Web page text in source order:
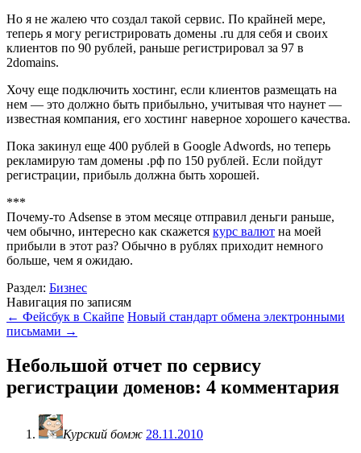
Но я не жалею что создал такой сервис. По крайней мере,
теперь я могу регистрировать домены .ru для себя и своих
клиентов по 90 рублей, раньше регистрировал за 97 в
2domains.
Хочу еще подключить хостинг, если клиентов размещать на
нем — это должно быть прибыльно, учитывая что наунет —
известная компания, его хостинг наверное хорошего качества.
Пока закинул еще 400 рублей в Google Adwords, но теперь
рекламирую там домены .рф по 150 рублей. Если пойдут
регистрации, прибыль должна быть хорошей.
***
Почему-то Adsense в этом месяце отправил деньги раньше,
чем обычно, интересно как скажется курс валют на моей
прибыли в этот раз? Обычно в рублях приходит немного
больше, чем я ожидаю.
Раздел: Бизнес
Навигация по записям
← Фейсбук в Скайпе Новый стандарт обмена электронными
письмами →
Небольшой отчет по сервису
регистрации доменов: 4 комментария
Курский бомж 28.11.2010